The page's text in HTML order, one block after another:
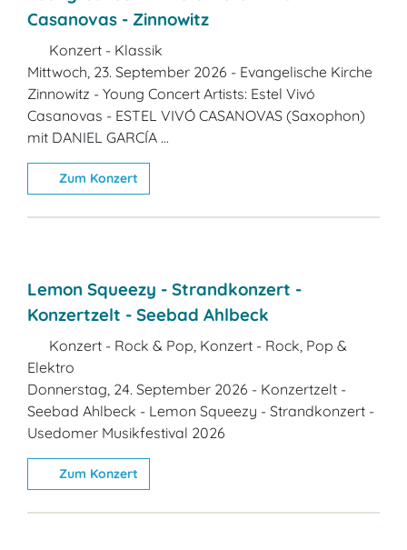
Casanovas - Zinnowitz
Konzert - Klassik
Mittwoch, 23. September 2026 - Evangelische Kirche
Zinnowitz - Young Concert Artists: Estel Vivó
Casanovas - ESTEL VIVÓ CASANOVAS (Saxophon)
mit DANIEL GARCÍA ...
Zum Konzert
Lemon Squeezy - Strandkonzert -
Konzertzelt - Seebad Ahlbeck
Konzert - Rock & Pop, Konzert - Rock, Pop &
Elektro
Donnerstag, 24. September 2026 - Konzertzelt -
Seebad Ahlbeck - Lemon Squeezy - Strandkonzert -
Usedomer Musikfestival 2026
Zum Konzert